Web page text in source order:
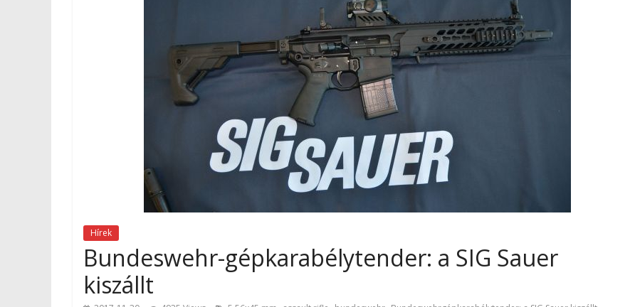
Hírek
Bundeswehr-gépkarabélytender: a SIG Sauer
kiszállt